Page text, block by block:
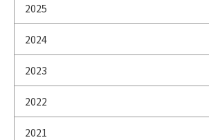
2025
2024
2023
2022
2021